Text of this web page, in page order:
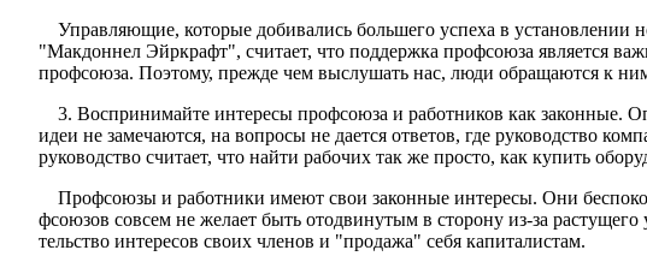
Управляющие, которые добивались большего успеха в
"Макдоннел Эйркрафт", считает, что поддержка профсоюза является
профсоюза. Поэтому, прежде чем выслушать нас, люди обра­щаются к
3. Воспринимайте интересы профсоюза и работников как законные.
идеи не замечаются, на вопросы не дается ответов, где руко­водство
руководство считает, что найти рабочих так же просто, как купить
Профсоюзы и работники имеют свои законные интересы. Они
фсоюзов совсем не желает быть отодвинутым в сторону из-за
тельство интересов своих членов и "продажа" себя капиталис­там.